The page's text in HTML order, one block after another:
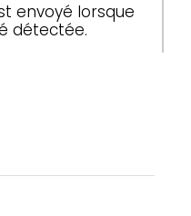
envoyé lorsque
détectée.